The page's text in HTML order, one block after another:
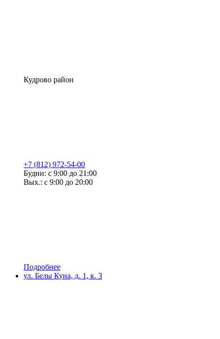
Кудрово район
+7 (812) 972-54-00
Будни: с 9:00 до 21:00
Вых.: с 9:00 до 20:00
Подробнее
ул. Белы Куна, д. 1, к. 3